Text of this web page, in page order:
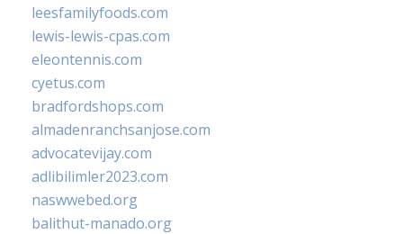
leesfamilyfoods.com
lewis-lewis-cpas.com
eleontennis.com
cyetus.com
bradfordshops.com
almadenranchsanjose.com
advocatevijay.com
adlibilimler2023.com
naswwebed.org
balithut-manado.org